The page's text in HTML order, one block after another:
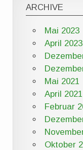
ARCHIVE
Mai 2023
April 2023
Mai 2021
April 2021
Februar
Oktober